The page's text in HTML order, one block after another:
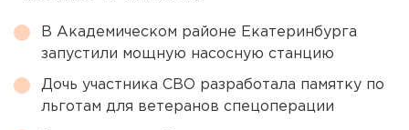
В Академическом районе Екатеринбурга
запустили мощную насосную станцию
Дочь участника СВО разработала памятку по
льготам для ветеранов спецоперации